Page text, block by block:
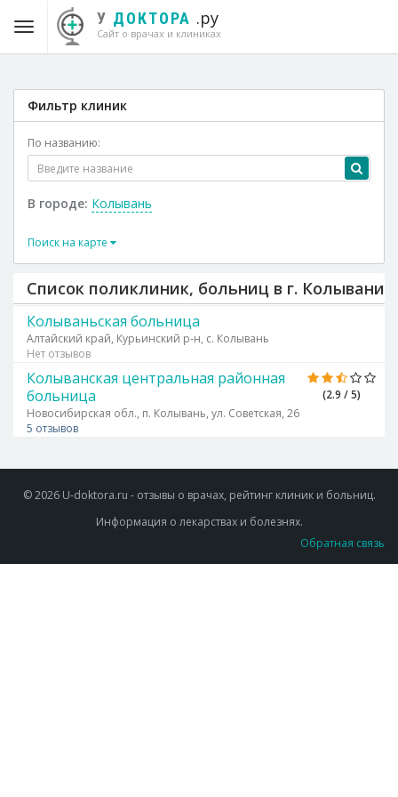
У ДОКТОРА .ру
Сайт о врачах и клиниках
Фильтр клиник
По названию:
В городе: Колывань
Поиск на карте
Список поликлиник, больниц в г. Колывани
Колываньская больница
Алтайский край, Курьинский р-н, с. Колывань
Нет отзывов
(2.9 / 5)
Колыванская центральная районная
больница
Новосибирская обл., п. Колывань, ул. Советская, 26
5 отзывов
© 2026 U-doktora.ru - отзывы о врачах, рейтинг клиник и больниц.
Информация о лекарствах и болезнях.
Обратная связь